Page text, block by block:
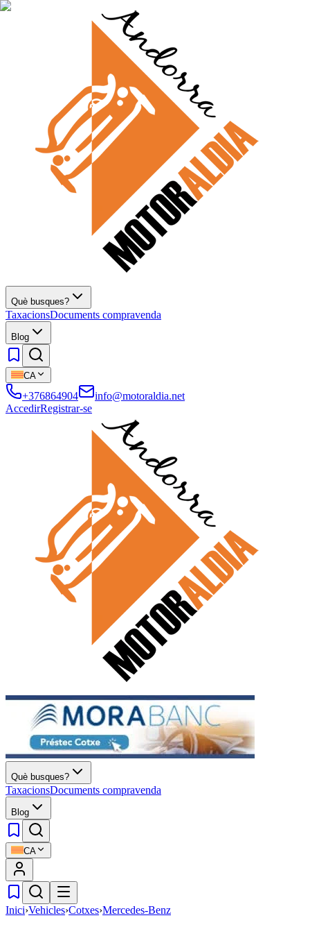
Què busques?
TaxacionsDocuments compravenda
Blog
CA
+376864904
info@motoraldia.net
AccedirRegistrar-se
Què busques?
TaxacionsDocuments compravenda
Blog
CA
Inici›Vehicles›Cotxes›Mercedes-Benz